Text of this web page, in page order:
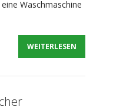
Waschmaschine
WEITERLESEN